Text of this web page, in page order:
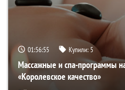
01:56:53 Купили: 5
Массажные и спа-программы
«Королевское качество»